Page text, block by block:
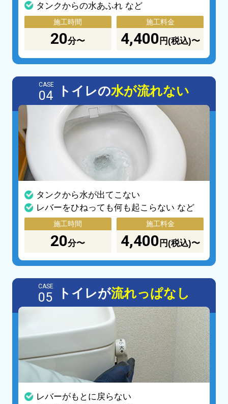
タンクからの水あふれ など
施工時間
20分〜
施工料金
4,400 円(税込)〜
CASE
04 トイレの水が流れない
タンクから水が出てこない
レバーをひねっても何も起こらない など
施工時間
20分〜
施工料金
4,400 円(税込)〜
CASE
05 トイレが流れっぱなし
レバーがもとに戻らない